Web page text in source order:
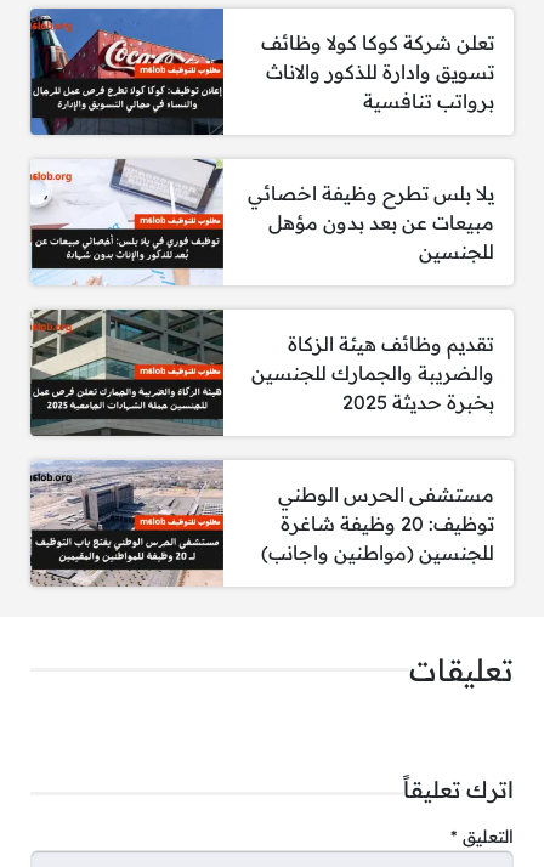
للتقديم يرجى ارفاق السيرة الذاتية مع ذكر المسمى
الوظيفي عبر الايميل:
careers@sawary-sa.com
الشروط:
المؤهل:درجة البكالوريوس أو الدبلوم
المهارات:معرفة جيدة ببرنامج Excel
للتقديم يرجى ارفاق السيرة الذاتية مع ذكر المسمى
الوظيفي عبر الايميل:Rec.riuitment@gmail.com
4- مطلوب سكرتير تنفيذي
المتطلبات:
القدرة على تنظيم وجدولة مواعيد المدير.
الوظيفي عبر البريد:
5- مطلوب أخصائي قانوني
تعلن شركة كوكا كولا وظائف
تسويق وادارة للذكور والاناث
برواتب تنافسية
يلا بلس تطرح وظيفة اخصائي
مبيعات عن بعد بدون مؤهل
للجنسين
تقديم وظائف هيئة الزكاة
والضريبة والجمارك للجنسين
بخبرة حديثة 2025
مستشفى الحرس الوطني
توظيف: 20 وظيفة شاغرة
للجنسين (مواطنين واجانب)
تعليقات
اترك تعليقاً
التعليق *